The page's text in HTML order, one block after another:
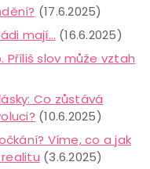
(17.6.2025)
mají… (16.6.2025)
Příliš slov může vztah
Co zůstává
(10.6.2025)
Víme, co a jak
(3.6.2025)